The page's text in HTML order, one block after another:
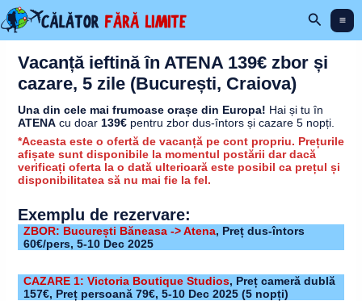
Skip
to
content
Search
Vacanță ieftină în ATENA 139€ zbor și
cazare, 5 zile (București, Craiova)
Una din cele mai frumoase orașe din Europa! Hai și tu în
ATENAcu doar 139€pentru zbor dus-întors și cazare 5 nopți.
*Aceasta este o ofertă de vacanță pe cont propriu. Prețurile
afișate sunt disponibile la momentul postării dar dacă
verificați oferta la o dată ulterioară este posibil ca prețul și
disponibilitatea să nu mai fie la fel.
Exemplu de rezervare:
ZBOR: București Băneasa -> Atena, Preț dus-întors
60€/pers, 5-10 Dec 2025
CAZARE 1: Victoria Boutique Studios, Preț cameră dublă
157€, Preț persoană 79€, 5-10 Dec 2025(5 nopți)